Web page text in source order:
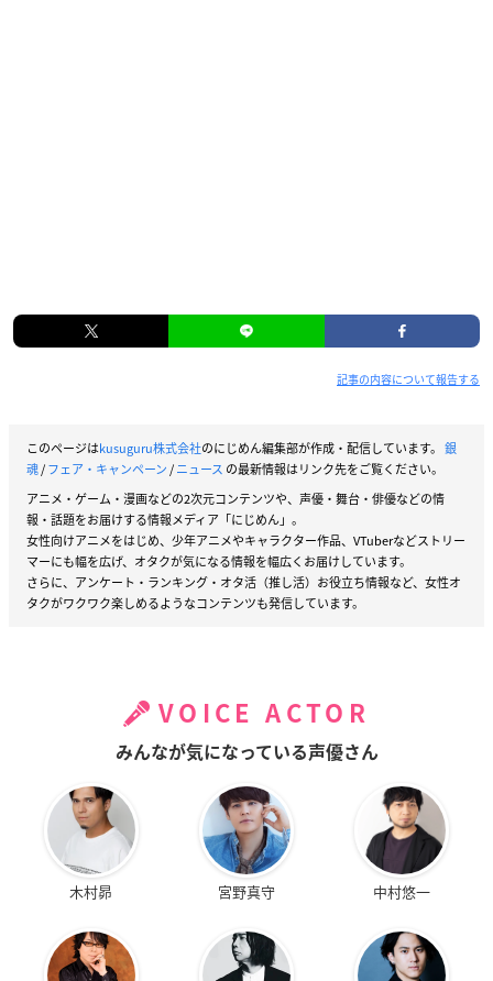
記事の内容について報告する
このページはkusuguru株式会社のにじめん編集部が作成・配信しています。 銀
魂/フェア・キャンペーン/ニュース の最新情報はリンク先をご覧ください。
アニメ・ゲーム・漫画などの2次元コンテンツや、声優・舞台・俳優などの情
報・話題をお届けする情報メディア「にじめん」。
女性向けアニメをはじめ、少年アニメやキャラクター作品、VTuberなどストリー
マーにも幅を広げ、オタクが気になる情報を幅広くお届けしています。
さらに、アンケート・ランキング・オタ活（推し活）お役立ち情報など、女性オ
タクがワクワク楽しめるようなコンテンツも発信しています。
VOICE ACTOR
みんなが気になっている声優さん
木村昴 宮野真守 中村悠一